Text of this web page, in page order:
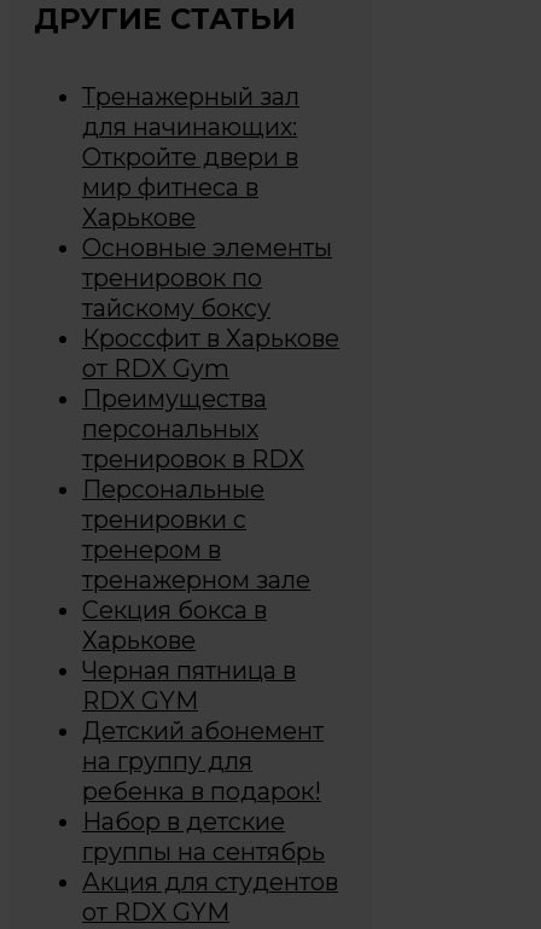
ДРУГИЕ СТАТЬИ
Тренажерный зал
для начинающих:
Откройте двери в
мир фитнеса в
Харькове
Основные элементы
тренировок по
тайскому боксу
Кроссфит в Харькове
от RDX Gym
Преимущества
персональных
тренировок в RDX
Персональные
тренировки с
тренером в
тренажерном зале
Секция бокса в
Харькове
Черная пятница в
RDX GYM
Детский абонемент
на группу для
ребенка в подарок!
Набор в детские
группы на сентябрь
Акция для студентов
от RDX GYM